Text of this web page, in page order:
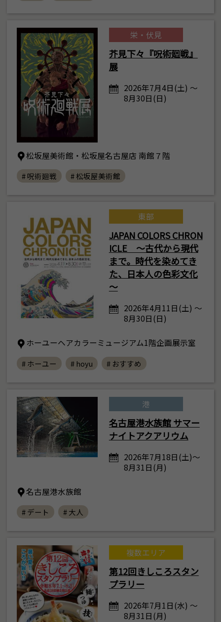
栄・伏見
芥見下々『呪術廻戦』
展
2026年7月4日(土) ～
8月30日(日)
松坂屋美術館・松坂屋名古屋店 南館７階
# 呪術廻戦 # 松坂屋美術館
東部
JAPAN COLORS CHRON
ICLE ～古代から現代
まで。時代を染めてき
た、日本人の色彩文化
～
2026年4月11日(土) ～
8月30日(日)
ホーユーヘアカラーミュージアム1階企画展示室
# ホーユー # hoyu # おすすめ
港
名古屋港水族館 サマー
ナイトアクアリウム
2026年7月18日(土)～
8月31日(月)
名古屋港水族館
# デート # 大人
複数エリア
第12回きしころスタン
プラリー
2026年7月1日(水) ～
8月31日(月)